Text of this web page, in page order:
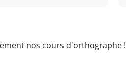
nos cours d'orthographe !